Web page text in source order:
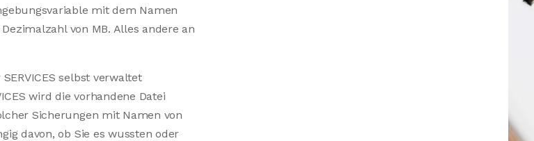
mit dem Namen
von MB. Alles andere an
selbst verwaltet
wird die vorhandene Datei
Sicherungen mit Namen von
davon, ob Sie es wussten oder